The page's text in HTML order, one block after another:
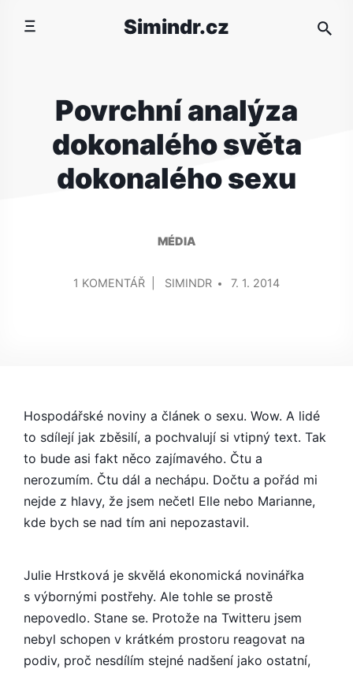
Simindr.cz
Povrchní analýza
dokonalého světa
dokonalého sexu
MÉDIA
1 KOMENTÁŘU
SVĚTA
DOKONALÉHO
SEXU
SIMINDR
7. 1. 2014
Hospodářské noviny a článek o sexu. Wow. A lidé
to sdílejí jak zběsilí, a pochvalují si vtipný text. Tak
to bude asi fakt něco zajímavého. Čtu a
nerozumím. Čtu dál a nechápu. Dočtu a pořád mi
nejde z hlavy, že jsem nečetl Elle nebo Marianne,
kde bych se nad tím ani nepozastavil.
Julie Hrstková je skvělá ekonomická novinářka
s výbornými postřehy. Ale tohle se prostě
nepovedlo. Stane se. Protože na Twitteru jsem
nebyl schopen v krátkém prostoru reagovat na
podiv, proč nesdílím stejné nadšení jako ostatní,